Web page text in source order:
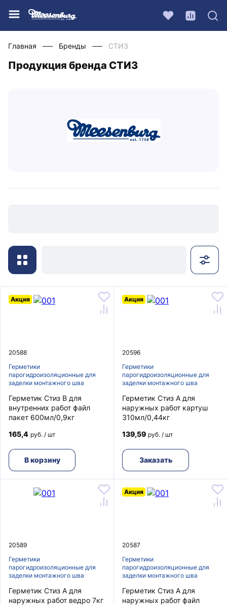
Главная Бренды СТИЗ
Продукция бренда СТИЗ
20588
Герметики
парогидроизоляционные для
заделки монтажного шва
Акция
Герметик Стиз В для
внутренних работ файл
пакет 600мл/0,9кг
165,4 руб. / шт
В корзину
20596
Герметики
парогидроизоляционные для
заделки монтажного шва
Акция
Герметик Стиз А для
наружных работ картуш
310мл/0,44кг
139,59 руб. / шт
Заказать
20589
Герметики
парогидроизоляционные для
заделки монтажного шва
Герметик Стиз А для
наружных работ ведро 7кг
20587
Герметики
парогидроизоляционные для
заделки монтажного шва
Акция
Герметик Стиз А для
наружных работ файл